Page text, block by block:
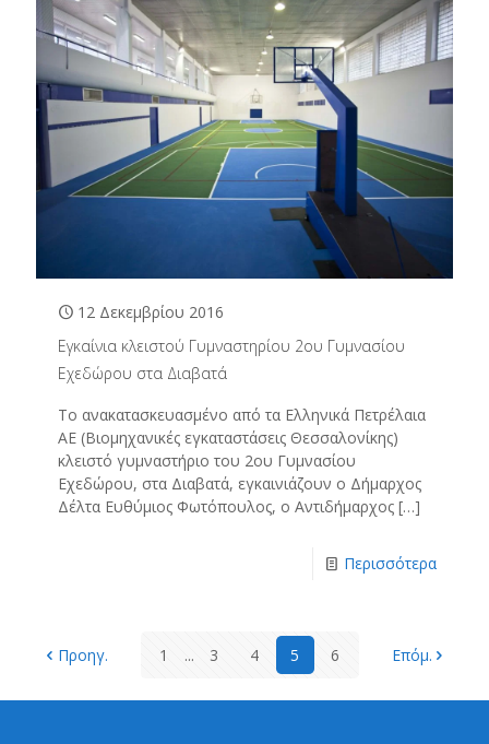
12 Δεκεμβρίου 2016
Εγκαίνια κλειστού Γυμναστηρίου 2ου Γυμνασίου
Εχεδώρου στα Διαβατά
Το ανακατασκευασμένο από τα Ελληνικά Πετρέλαια
ΑΕ (Βιομηχανικές εγκαταστάσεις Θεσσαλονίκης)
κλειστό γυμναστήριο του 2ου Γυμνασίου
Εχεδώρου, στα Διαβατά, εγκαινιάζουν ο Δήμαρχος
Δέλτα Ευθύμιος Φωτόπουλος, ο Αντιδήμαρχος […]
Περισσότερα
Προηγ. 1 ... 3 4 5 6 Επόμ.